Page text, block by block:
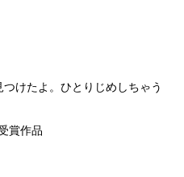
けたよ。ひとりじめしちゃう
賞作品